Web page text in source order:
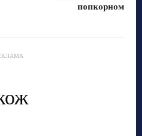
попкорном